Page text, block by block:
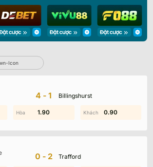
4-1 Billingshurst
1.90 0.20
1.90 0.90
0-2 Trafford
có dữ liệu vui lòng chọn bộ lọc khác